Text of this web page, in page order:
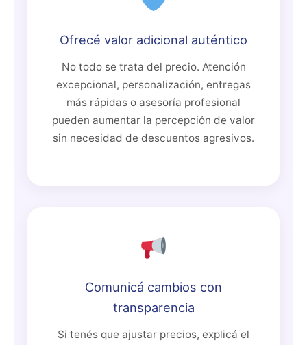
Ofrecé valor adicional auténtico
No todo se trata del precio. Atención
excepcional, personalización, entregas
más rápidas o asesoría profesional
pueden aumentar la percepción de valor
sin necesidad de descuentos agresivos.
Comunicá cambios con
transparencia
Si tenés que ajustar precios, explicá el